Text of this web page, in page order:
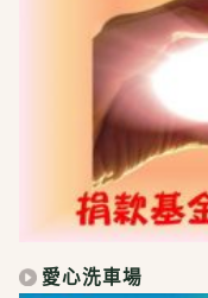
愛心洗車場